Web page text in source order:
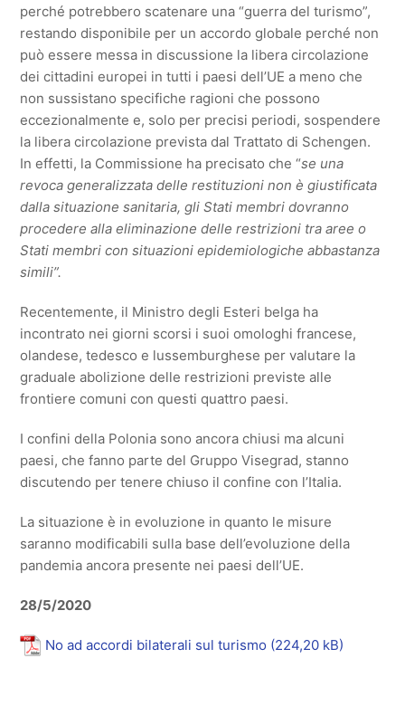
perché potrebbero scatenare una “guerra del turismo”,
restando disponibile per un accordo globale perché non
può essere messa in discussione la libera circolazione
dei cittadini europei in tutti i paesi dell’UE a meno che
non sussistano specifiche ragioni che possono
eccezionalmente e, solo per precisi periodi, sospendere
la libera circolazione prevista dal Trattato di Schengen.
In effetti, la Commissione ha precisato che “se una
revoca generalizzata delle restituzioni non è giustificata
dalla situazione sanitaria, gli Stati membri dovranno
procedere alla eliminazione delle restrizioni tra aree o
Stati membri con situazioni epidemiologiche abbastanza
simili”.
Recentemente, il Ministro degli Esteri belga ha
incontrato nei giorni scorsi i suoi omologhi francese,
olandese, tedesco e lussemburghese per valutare la
graduale abolizione delle restrizioni previste alle
frontiere comuni con questi quattro paesi.
I confini della Polonia sono ancora chiusi ma alcuni
paesi, che fanno parte del Gruppo Visegrad, stanno
discutendo per tenere chiuso il confine con l’Italia.
La situazione è in evoluzione in quanto le misure
saranno modificabili sulla base dell’evoluzione della
pandemia ancora presente nei paesi dell’UE.
28/5/2020
No ad accordi bilaterali sul turismo